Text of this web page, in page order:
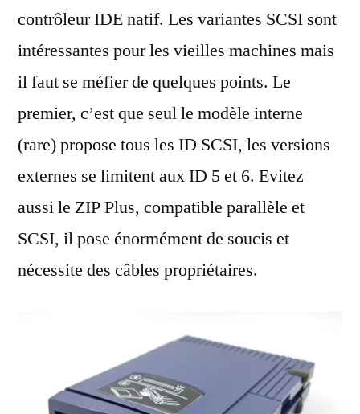
contrôleur IDE natif. Les variantes SCSI sont
intéressantes pour les vieilles machines mais
il faut se méfier de quelques points. Le
premier, c’est que seul le modèle interne
(rare) propose tous les ID SCSI, les versions
externes se limitent aux ID 5 et 6. Evitez
aussi le ZIP Plus, compatible parallèle et
SCSI, il pose énormément de soucis et
nécessite des câbles propriétaires.